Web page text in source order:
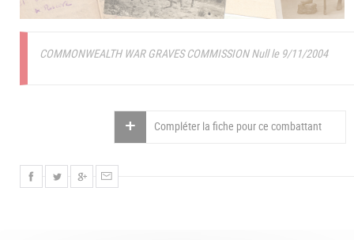
COMMONWEALTH WAR GRAVES COMMISSION Null le 9/11/2004
Compléter la fiche pour ce combattant